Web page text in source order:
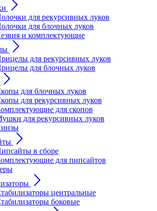
для рекурсивных луков
для блочных луков
и комплектующие
для рекурсивных луков
для блочных луков
для блочных луков
для рекурсивных луков
для скопов
для рекурсивных луков
в сборе
для пипсайтов
центральные
боковые